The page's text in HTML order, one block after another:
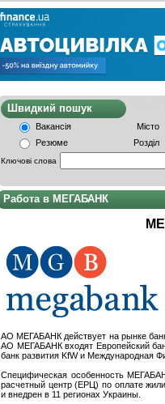
Швидкий
Вакансія
Місто
Резюме
Розділ
Ключові слова
Работа в МЕГАБАНК
АО МЕГАБАНК действует на рынке
АО МЕГАБАНК входят Европейский
банк развития KfW и Международная
Специфическая особенность
расчетный центр (ЕРЦ) по оплате
и внедрен в 11 регионах Украины.